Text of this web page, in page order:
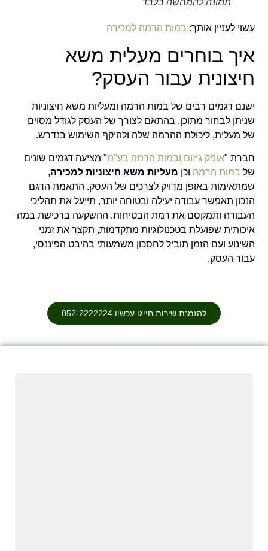
תמונה להמחשה בלבד
עשוי לעניין אותך: במות הרמה למכירה
איך בוחרים מעלית משא
חיצונית עבור העסק?
ישנם דגמים רבים של במות הרמה ומעליות משא חיצוניות
שניתן לבחור מתוכן, בהתאם לצורך של העסק לגודל מסוים
של מעלית, ליכולת ההרמה שלה ולהיקף השימוש בנדרש.
חברת "אופק גיזום ובמות הרמה בע"מ" מציעה דגמים שונים
של במות הרמה וכן מעליות משא חיצוניות למכירה,
שמתאימות באופן מדויק לצרכים של העסק. התאמת הדגם
הנכון תאפשר עבודה יעילה ובטוחה יותר, תייעל את תהליכי
העבודה ותמקסם את רמת הבטיחות. ההשקעה ברכישת במה
איכותית שפועלת בטכנולוגיות מתקדמות, תקצר את זמני
השינוע ועם הזמן תוביל לחסכון משמעותי בהיבט הפיננסי,
עבור העסק.
להזמנת שירות חייגו עכשיו 052-2222224⁩